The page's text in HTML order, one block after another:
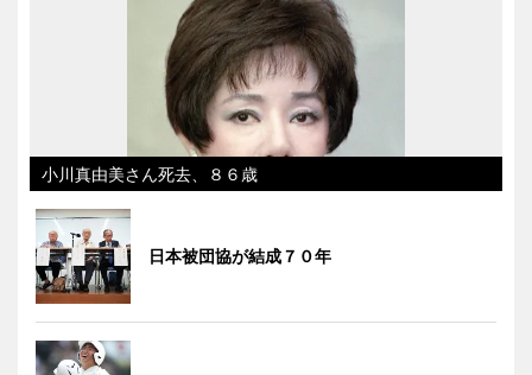
小川真由美さん死去、８６歳
日本被団協が結成７０年